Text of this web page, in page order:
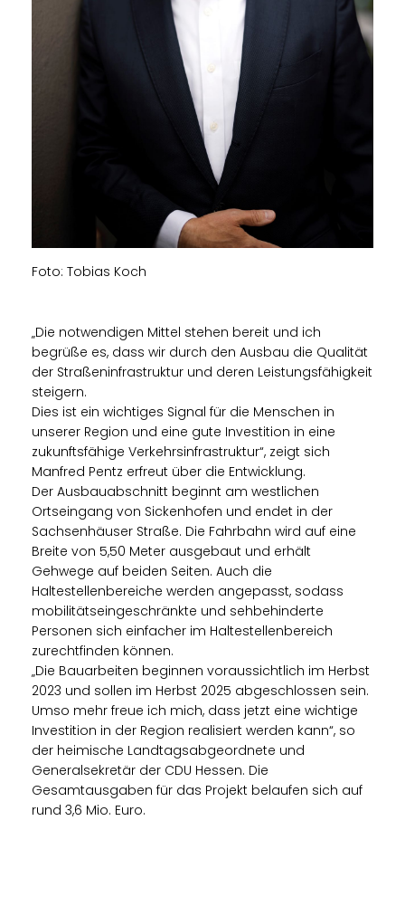
Foto: Tobias Koch
Die notwendigen Mittel stehen bereit und ich
begrüße es, dass wir durch den Ausbau die Qualität
der Straßeninfrastruktur und deren Leistungsfähigkeit
steigern.
Dies ist ein wichtiges Signal für die Menschen in
unserer Region und eine gute Investition in eine
zukunftsfähige Verkehrsinfrastruktur“, zeigt sich
Manfred Pentz erfreut über die Entwicklung.
Der Ausbauabschnitt beginnt am westlichen
Ortseingang von Sickenhofen und endet in der
Sachsenhäuser Straße. Die Fahrbahn wird auf eine
Breite von 5,50 Meter ausgebaut und erhält
Gehwege auf beiden Seiten. Auch die
Haltestellenbereiche werden angepasst, sodass
mobilitätseingeschränkte und sehbehinderte
Personen sich einfacher im Haltestellenbereich
zurechtfinden können.
Die Bauarbeiten beginnen voraussichtlich im Herbst
2023 und sollen im Herbst 2025 abgeschlossen sein.
Umso mehr freue ich mich, dass jetzt eine wichtige
Investition in der Region realisiert werden kann“, so
der heimische Landtagsabgeordnete und
Generalsekretär der CDU Hessen. Die
Gesamtausgaben für das Projekt belaufen sich auf
rund 3,6 Mio. Euro.